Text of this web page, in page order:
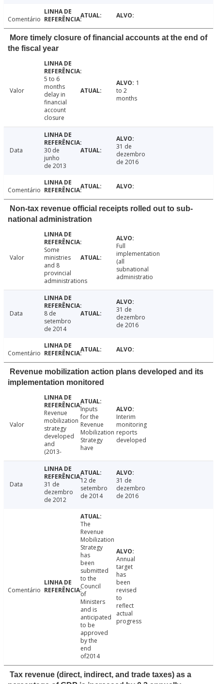
Comentário
More timely closure of financial accounts at the end of
the fiscal year
Valor
5 to 6
months
delay in
financial
account
closure
1
to 2
months
Data
30 de
junho
de 2013
31 de
dezembro
de 2016
Comentário
Non-tax revenue official receipts rolled out to sub-
national administration
Valor
Some
ministries
and 8
provincial
administrations
Full
implementation
(all
subnational
administratio
Data
8 de
setembro
de 2014
31 de
dezembro
de 2016
Comentário
Revenue mobilization action plans developed and its
implementation monitored
Valor
Revenue
mobilization
strategy
developed
and
(2013-
Inputs
for the
Revenue
Mobilization
Strategy
have
Interim
monitoring
reports
developed
Data
31 de
dezembro
de 2012
12 de
setembro
de 2014
31 de
dezembro
de 2016
Comentário
The
Revenue
Mobilization
Strategy
has
been
submitted
to the
Council
of
Ministers
and is
anticipated
to be
approved
by the
end
of2014
Annual
target
has
been
revised
to
reflect
actual
progress
Tax revenue (direct, indirect, and trade taxes) as a